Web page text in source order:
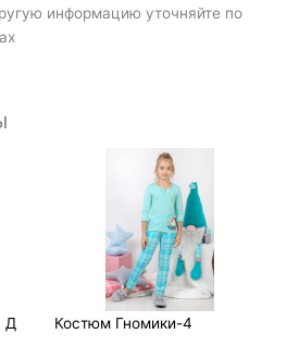
информацию уточняйте по
Д Костюм Гномики-4